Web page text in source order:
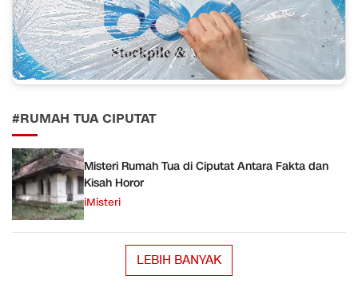
#RUMAH TUA CIPUTAT
Misteri Rumah Tua di Ciputat Antara Fakta dan
Kisah Horor
iMisteri
LEBIH BANYAK